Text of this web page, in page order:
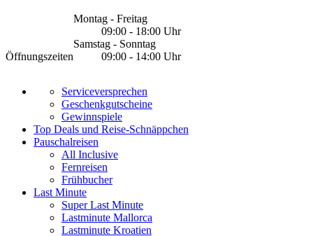
Öffnungszeiten
Montag - Freitag
09:00 - 18:00 Uhr
Samstag - Sonntag
09:00 - 14:00 Uhr
Serviceversprechen
Geschenkgutscheine
Gewinnspiele
Top Deals und Reise-Schnäppchen
Pauschalreisen
All Inclusive
Fernreisen
Frühbucher
Last Minute
Super Last Minute
Lastminute Mallorca
Lastminute Kroatien